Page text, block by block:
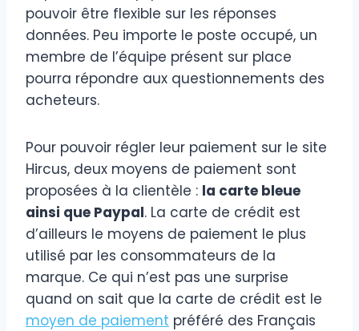
pouvoir être flexible sur les réponses
données. Peu importe le poste occupé, un
membre de l’équipe présent sur place
pourra répondre aux questionnements des
acheteurs.
Pour pouvoir régler leur paiement sur le site
Hircus, deux moyens de paiement sont
proposées à la clientèle : la carte bleue
ainsi que Paypal. La carte de crédit est
d’ailleurs le moyens de paiement le plus
utilisé par les consommateurs de la
marque. Ce qui n’est pas une surprise
quand on sait que la carte de crédit est le
moyen de paiement préféré des Français